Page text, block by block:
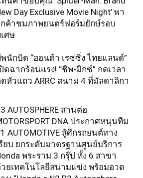
Day Exclusive Movie Night’ พา
ค้าชมภาพยนตร์ฟอร์มยักษ์รอบ
ศษ
นักบิด “ฮอนด้า เรซซิ่ง ไทยแลนด์”
ดฉากร้อนแรง! “ชิพ-มิกซ์” กดเวลา
หัวแถว ARRC สนาม 4 ที่มัลดาลิกา
AUTOSPHERE สานต่อ
DNA ประกาศหนุนทีม
AUTOMOTIVE สู้ศึกรถยนต์ทาง
ยบ ยกระดับมาตรฐานศูนย์บริการ
พระราม 3 กรุ๊ป ทั้ง 6 สาขา
ยเทคโนโลยีสนามแข่ง พร้อมอวด